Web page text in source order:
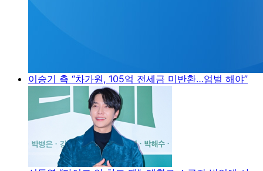
이승기 측 “차가원, 105억 전세금 미반환…엄벌 해야”